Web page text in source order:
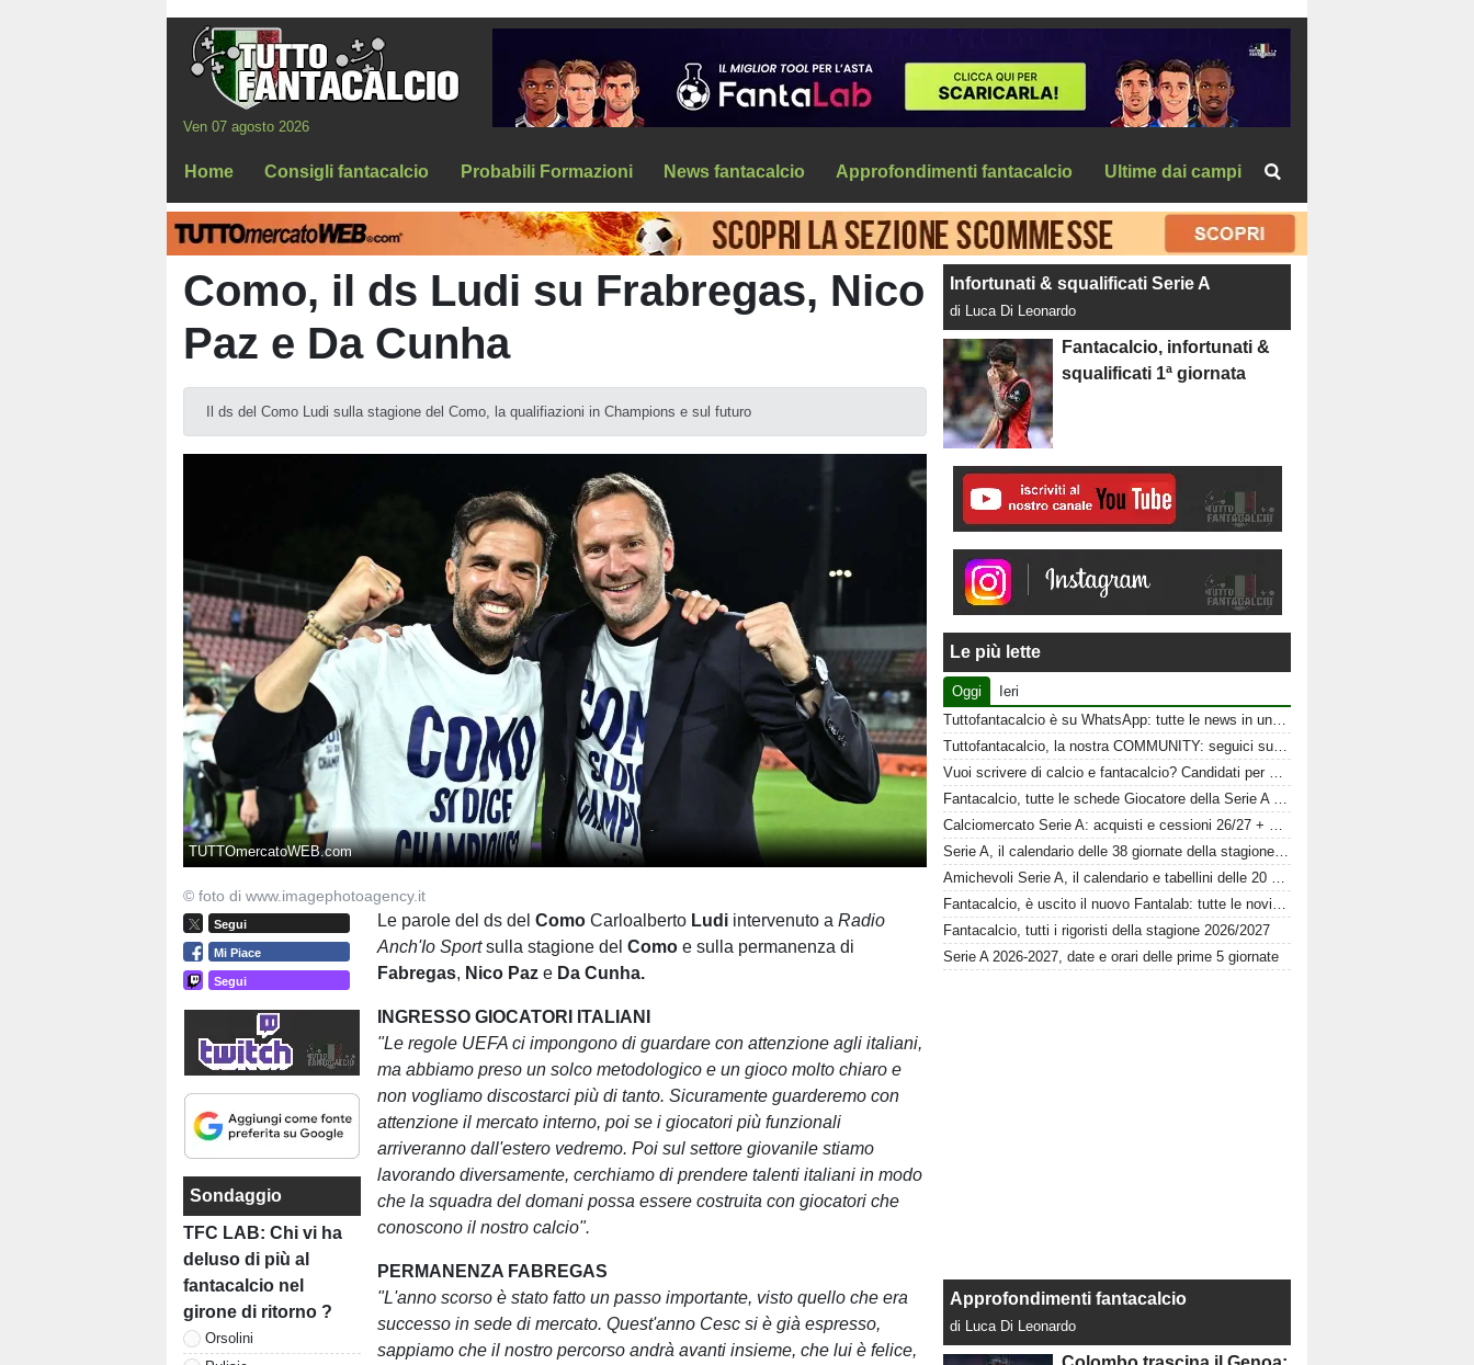
Ven 07 agosto 2026
Home Consigli fantacalcio Probabili Formazioni News fantacalcio Approfondimenti fantacalcio Ultime dai campi
Como, il ds Ludi su Frabregas, Nico
Paz e Da Cunha
Il ds del Como Ludi sulla stagione del Como, la qualifiazioni in Champions e sul futuro
TUTTOmercatoWEB.com
© foto di www.imagephotoagency.it
Segui
Mi Piace
Segui
Sondaggio
TFC LAB: Chi vi ha
deluso di più al
fantacalcio nel
girone di ritorno ?
Orsolini
Le parole del ds delComo Carloalberto Ludi intervenuto aRadio
Anch'Io Sportsulla stagione delComo e sulla permanenza di
Fabregas, Nico Paze Da Cunha.
INGRESSO GIOCATORI ITALIANI
"Le regole UEFA ci impongono di guardare con attenzione agli italiani,
ma abbiamo preso un solco metodologico e un gioco molto chiaro e
non vogliamo discostarci più di tanto. Sicuramente guarderemo con
attenzione il mercato interno, poi se i giocatori più funzionali
arriveranno dall'estero vedremo. Poi sul settore giovanile stiamo
lavorando diversamente, cerchiamo di prendere talenti italiani in modo
che la squadra del domani possa essere costruita con giocatori che
conoscono il nostro calcio".
PERMANENZA FABREGAS
"L'anno scorso è stato fatto un passo importante, visto quello che era
successo in sede di mercato. Quest'anno Cesc si è già espresso,
sappiamo che il nostro percorso andrà avanti insieme, che lui è felice,
Infortunati & squalificati Serie A
di Luca Di Leonardo
Fantacalcio, infortunati &
squalificati 1ª giornata
Le più lette
Oggi
Ieri
Tuttofantacalcio è su WhatsApp: tutte le news in un click
Tuttofantacalcio, la nostra COMMUNITY: seguici sui nostri canali social
Vuoi scrivere di calcio e fantacalcio? Candidati per Tuttofantacalcio
Fantacalcio, tutte le schede Giocatore della Serie A 26-27
Calciomercato Serie A: acquisti e cessioni 26/27 + schede al fantacalcio
Serie A, il calendario delle 38 giornate della stagione 2026-2027
Amichevoli Serie A, il calendario e tabellini delle 20 squadre
Fantacalcio, è uscito il nuovo Fantalab: tutte le novità 2026-2027
Fantacalcio, tutti i rigoristi della stagione 2026/2027
Serie A 2026-2027, date e orari delle prime 5 giornate
Approfondimenti fantacalcio
di Luca Di Leonardo